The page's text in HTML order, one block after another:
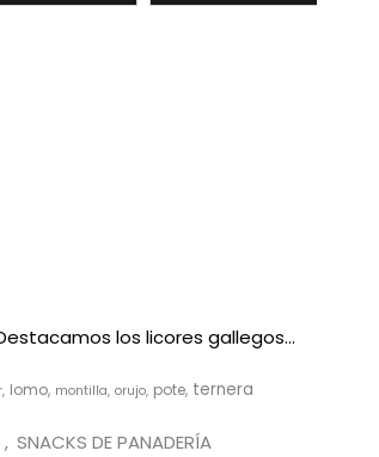
los licores gallegos...
lomo montilla orujo pote ternera
SNACKS DE PANADERÍA